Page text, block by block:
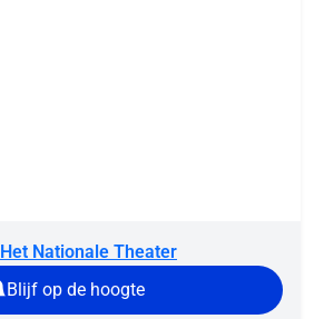
Het Nationale Theater
Blijf op de hoogte